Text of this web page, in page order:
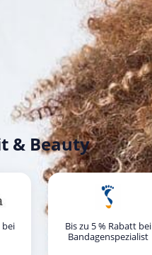
& Beauty
bei
Bis zu 5 % Rabatt bei
Bandagenspezialist